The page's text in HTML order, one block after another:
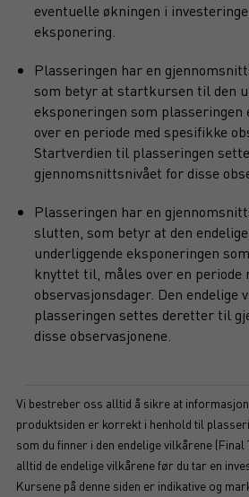
eventuelle økningen i
eksponering.
Plasseringen har en
som betyr at startkursen til den
eksponeringen som
over en periode med spesifikke
Startverdien til plasseringen
gjennomsnittsnivået for disse
Plasseringen har en
slutten, som betyr at den
underliggende eksponeringen
knyttet til, måles over en periode
observasjonsdager. Den endelige
plasseringen settes deretter til
disse observasjonene.
Vi bestreber oss alltid å sikre at
produktsiden er korrekt i henhold til
som du finner i den endelige vilkårene
alltid de endelige vilkårene før du tar en
Kursene på denne siden er indikative og